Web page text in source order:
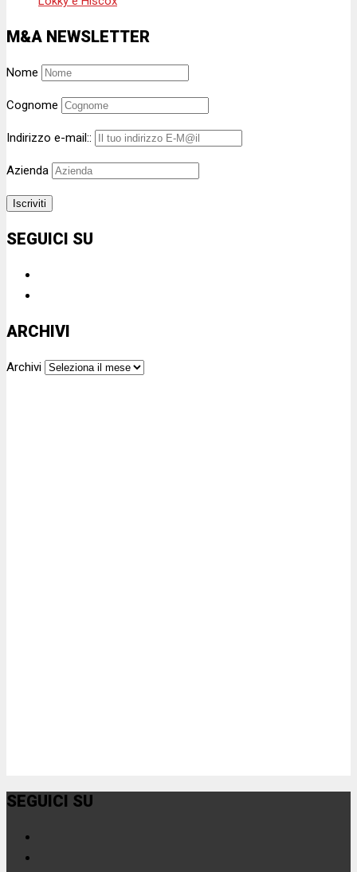
M&A NEWSLETTER
Nome
Cognome
Indirizzo e-mail::
Azienda
SEGUICI SU
ARCHIVI
Archivi
SEGUICI SU